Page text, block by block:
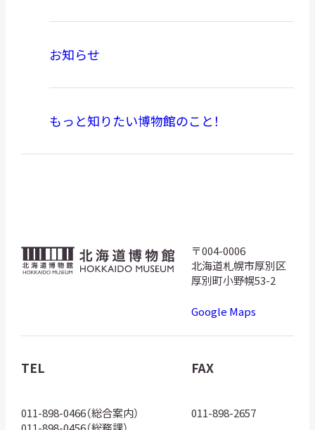
お知らせ
もっと知りたい博物館のこと！
北
海
物
館
ゴ
〒004-0006
北海道札幌市厚別区
厚別町小野幌53-2
Google Maps
TEL
011-898-0466（総合案内）
FAX
011-898-2657